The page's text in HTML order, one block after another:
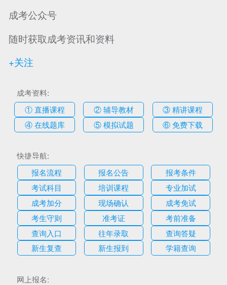
成考公众号
随时获取成考资讯和资料
+关注
成考资料:
① 直播课程
② 辅导教材
③ 精讲课程
④ 在线题库
⑤ 模拟试题 ⑥ 免费下载
快捷导航:
报名流程
报名公告
报考条件
考试科目
培训课程
专业加试
成考加分
现场确认
成考免试
考生守则
准考证
考前准备
查询入口
往年录取
查询答疑
新生复查
新生报到 学籍查询
网上报名: